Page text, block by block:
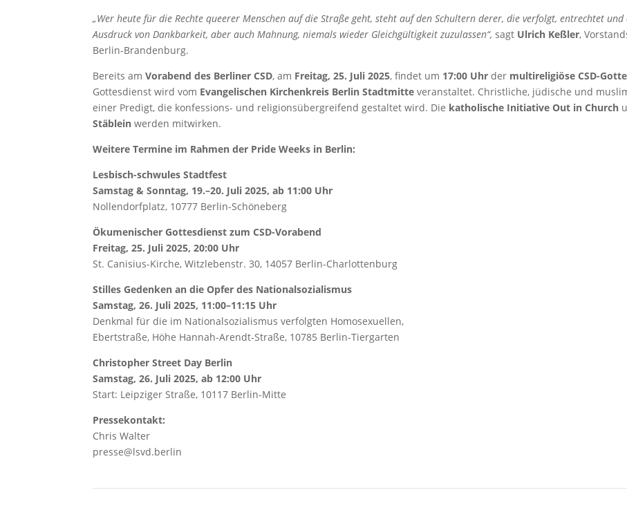
„Wer heute für die Rechte queerer Menschen auf die Straße geht, steht auf den Schultern derer, die verfolgt, entrechtet
Ausdruck von Dankbarkeit, aber auch Mahnung, niemals wieder Gleichgültigkeit zuzulassen“,sagt Ulrich Keßler,
Berlin-Brandenburg.
Bereits amVorabend des Berliner CSD, am Freitag, 25. Juli 2025, findet um 17:00 Uhr der multireligiöse CSD-
Gottesdienst wird vom Evangelischen Kirchenkreis Berlin Stadtmitte veranstaltet. Christliche, jüdische und
einer Predigt, die konfessions- und religionsübergreifend gestaltet wird. Die katholische Initiative Out in Church
Stäblein werden mitwirken.
Weitere Termine im Rahmen der Pride Weeks in Berlin:
Lesbisch-schwules Stadtfest
Samstag & Sonntag, 19.–20. Juli 2025, ab 11:00 Uhr
Nollendorfplatz, 10777 Berlin-Schöneberg
Ökumenischer Gottesdienst zum CSD-Vorabend
Freitag, 25. Juli 2025, 20:00 Uhr
St. Canisius-Kirche, Witzlebenstr. 30, 14057 Berlin-Charlottenburg
Stilles Gedenken an die Opfer des Nationalsozialismus
Samstag, 26. Juli 2025, 11:00–11:15 Uhr
Denkmal für die im Nationalsozialismus verfolgten Homosexuellen,
Ebertstraße, Höhe Hannah-Arendt-Straße, 10785 Berlin-Tiergarten
Christopher Street Day Berlin
Samstag, 26. Juli 2025, ab 12:00 Uhr
Start: Leipziger Straße, 10117 Berlin-Mitte
Pressekontakt:
Chris Walter
presse@lsvd.berlin